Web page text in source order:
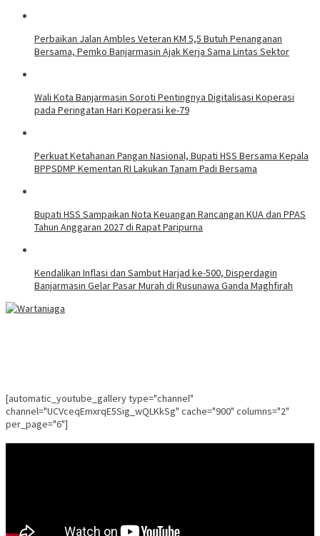
Perbaikan Jalan Ambles Veteran KM 5,5 Butuh Penanganan
Bersama, Pemko Banjarmasin Ajak Kerja Sama Lintas Sektor
Wali Kota Banjarmasin Soroti Pentingnya Digitalisasi Koperasi
pada Peringatan Hari Koperasi ke-79
Perkuat Ketahanan Pangan Nasional, Bupati HSS Bersama Kepala
BPPSDMP Kementan RI Lakukan Tanam Padi Bersama
Bupati HSS Sampaikan Nota Keuangan Rancangan KUA dan PPAS
Tahun Anggaran 2027 di Rapat Paripurna
Kendalikan Inflasi dan Sambut Harjad ke-500, Disperdagin
Banjarmasin Gelar Pasar Murah di Rusunawa Ganda Maghfirah
[automatic_youtube_gallery type="channel"
channel="UCVceqEmxrqE5Sig_wQLKkSg" cache="900" columns="2"
per_page="6"]